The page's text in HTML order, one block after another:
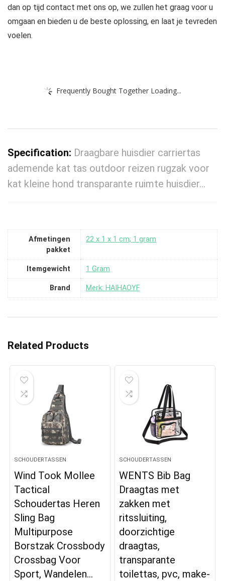
dan op tijd contact met ons op, we zullen het graag voor u
omgaan en bieden u de beste oplossing, en laat je tevreden
voelen.
Frequently Bought Together Loading...
Specification: Draagbare huisdier carriertas
ademende kat tas outdoor reizen rugzak voor
kat kleine hond transparante ruimte huisdier…
Afmetingen
pakket
‎22 x 1 x 1 cm; 1 gram
Itemgewicht ‎1 Gram
Brand Merk: HAIHAOYF
Related Products
SCHOUDERTASSEN
Wind Took Mollee
Tactical
Schoudertas Heren
Sling Bag
Multipurpose
Borstzak Crossbody
Crossbag Voor
Sport, Wandelen…
SCHOUDERTASSEN
WENTS Bib Bag
Draagtas met
zakken met
ritssluiting,
doorzichtige
draagtas,
transparante
toilettas, pvc, make-